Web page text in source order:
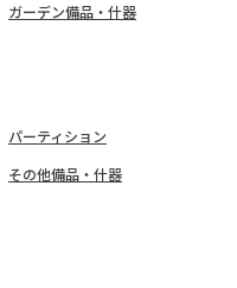
ガーデン備品・什器
パーティション
その他備品・什器